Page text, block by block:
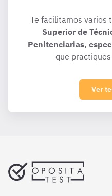
Te facilitamos varios
Superior de
Penitenciarias,
que
Ver